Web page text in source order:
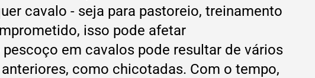
cavalo - seja para pastoreio, treinamento
isso pode afetar
em cavalos pode resultar de vários
como chicotadas. Com o tempo,